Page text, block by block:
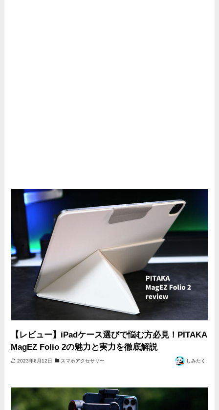
【レビュー】iPadケース選びで悩む方必見！PITAKA
MagEZ Folio 2の魅力と実力を徹底解説
2023年6月12日 スマホアクセサリー しみたく